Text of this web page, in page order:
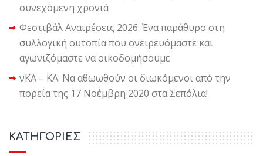
συνεχόμενη χρονιά
Φεστιβάλ Αναιρέσεις 2026: Ένα παράθυρο στη
συλλογική ουτοπία που ονειρευόμαστε και
αγωνιζόμαστε να οικοδομήσουμε
νΚΑ – ΚΑ: Να αθωωθούν οι διωκόμενοι από την
πορεία της 17 Νοέμβρη 2020 στα Σεπόλια!
KΑΤΗΓΟΡΙΕΣ